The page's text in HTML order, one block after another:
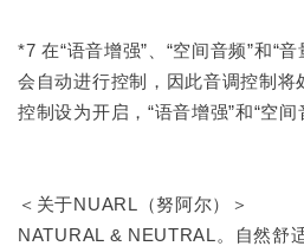
*7 在“语音增强”、“空间音频”和“
会自动进行控制，因此音调控制将
控制设为开启，“语音增强”和“空间
＜关于NUARL（努阿尔）＞
NATURAL & NEUTRAL。自然舒